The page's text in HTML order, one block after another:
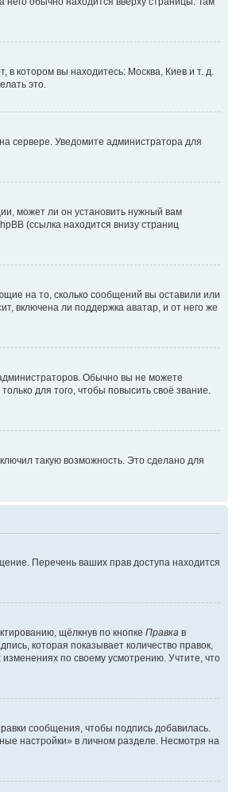
в котором вы находитесь: Москва, Киев и т. д.
это.
сервере. Уведомите администратора для
может ли он установить нужный вам
(ссылка находится внизу страниц
на то, сколько сообщений вы оставили или
включена ли поддержка аватар, и от него же
Обычно вы не можете
для того, чтобы повысить своё звание.
такую возможность. Это сделано для
Перечень ваших прав доступа находится
щёлкнув по кнопке Правка в
которая показывает количество правок,
по своему усмотрению. Учтите, что
сообщения, чтобы подпись добавилась.
настройки» в личном разделе. Несмотря на